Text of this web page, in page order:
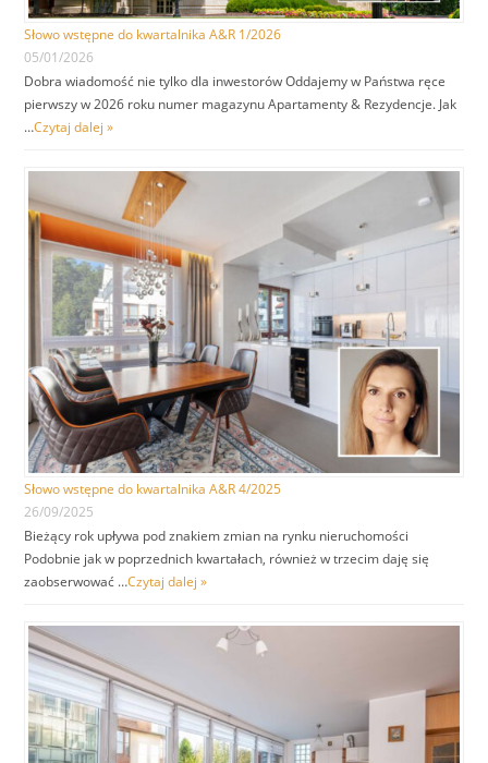
Słowo wstępne do kwartalnika A&R 1/2026
05/01/2026
Dobra wiadomość nie tylko dla inwestorów Oddajemy w Państwa ręce
pierwszy w 2026 roku numer magazynu Apartamenty & Rezydencje. Jak
…Czytaj dalej »
Słowo wstępne do kwartalnika A&R 4/2025
26/09/2025
Bieżący rok upływa pod znakiem zmian na rynku nieruchomości
Podobnie jak w poprzednich kwartałach, również w trzecim daję się
zaobserwować …Czytaj dalej »